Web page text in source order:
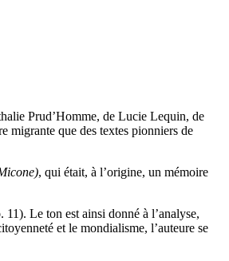
Prud’Homme, de Lucie Lequin, de
migrante que des textes pionniers de
, qui était, à l’origine, un mémoire
Le ton est ainsi donné à l’analyse,
et le mondialisme, l’auteure se